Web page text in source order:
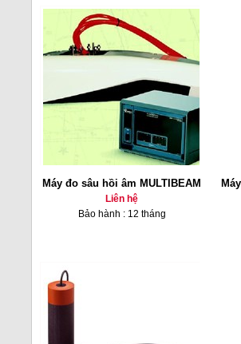
Máy đo sâu hồi âm MULTIBEAM
Liên hệ
Bảo hành : 12 tháng